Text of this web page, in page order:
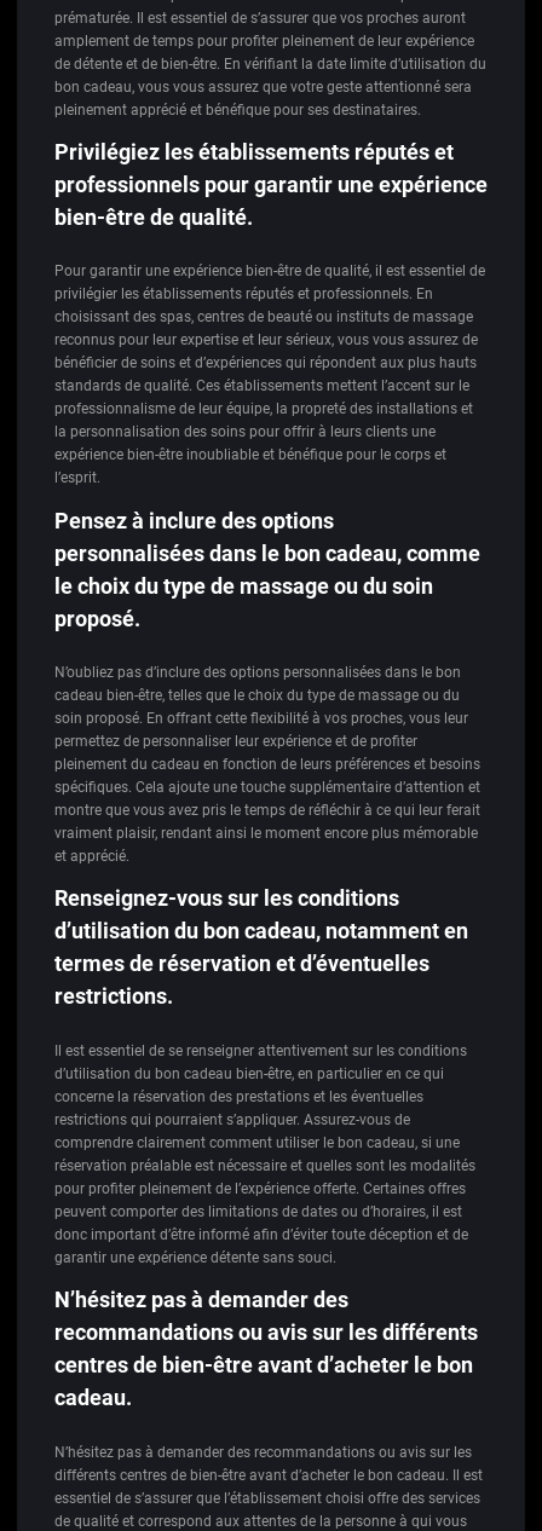
prématurée. Il est essentiel de s’assurer que vos proches auront
amplement de temps pour profiter pleinement de leur expérience
de détente et de bien-être. En vérifiant la date limite d’utilisation du
bon cadeau, vous vous assurez que votre geste attentionné sera
pleinement apprécié et bénéfique pour ses destinataires.
Privilégiez les établissements réputés et
professionnels pour garantir une expérience
bien-être de qualité.
Pour garantir une expérience bien-être de qualité, il est essentiel de
privilégier les établissements réputés et professionnels. En
choisissant des spas, centres de beauté ou instituts de massage
reconnus pour leur expertise et leur sérieux, vous vous assurez de
bénéficier de soins et d’expériences qui répondent aux plus hauts
standards de qualité. Ces établissements mettent l’accent sur le
professionnalisme de leur équipe, la propreté des installations et
la personnalisation des soins pour offrir à leurs clients une
expérience bien-être inoubliable et bénéfique pour le corps et
l’esprit.
Pensez à inclure des options
personnalisées dans le bon cadeau, comme
le choix du type de massage ou du soin
proposé.
N’oubliez pas d’inclure des options personnalisées dans le bon
cadeau bien-être, telles que le choix du type de massage ou du
soin proposé. En offrant cette flexibilité à vos proches, vous leur
permettez de personnaliser leur expérience et de profiter
pleinement du cadeau en fonction de leurs préférences et besoins
spécifiques. Cela ajoute une touche supplémentaire d’attention et
montre que vous avez pris le temps de réfléchir à ce qui leur ferait
vraiment plaisir, rendant ainsi le moment encore plus mémorable
et apprécié.
Renseignez-vous sur les conditions
d’utilisation du bon cadeau, notamment en
termes de réservation et d’éventuelles
restrictions.
Il est essentiel de se renseigner attentivement sur les conditions
d’utilisation du bon cadeau bien-être, en particulier en ce qui
concerne la réservation des prestations et les éventuelles
restrictions qui pourraient s’appliquer. Assurez-vous de
comprendre clairement comment utiliser le bon cadeau, si une
réservation préalable est nécessaire et quelles sont les modalités
pour profiter pleinement de l’expérience offerte. Certaines offres
peuvent comporter des limitations de dates ou d’horaires, il est
donc important d’être informé afin d’éviter toute déception et de
garantir une expérience détente sans souci.
N’hésitez pas à demander des
recommandations ou avis sur les différents
centres de bien-être avant d’acheter le bon
cadeau.
N’hésitez pas à demander des recommandations ou avis sur les
différents centres de bien-être avant d’acheter le bon cadeau. Il est
essentiel de s’assurer que l’établissement choisi offre des services
de qualité et correspond aux attentes de la personne à qui vous